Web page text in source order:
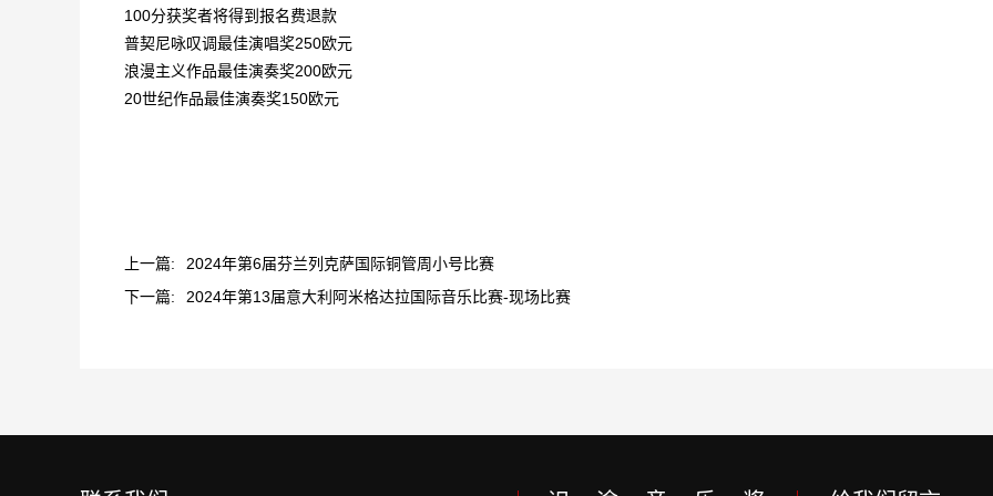
100分获奖者将得到报名费退款
普契尼咏叹调最佳演唱奖250欧元
浪漫主义作品最佳演奏奖200欧元
20世纪作品最佳演奏奖150欧元
上一篇:
2024年第6届芬兰列克萨国际铜管周小号比赛
下一篇:
2024年第13届意大利阿米格达拉国际音乐比赛-现场比赛